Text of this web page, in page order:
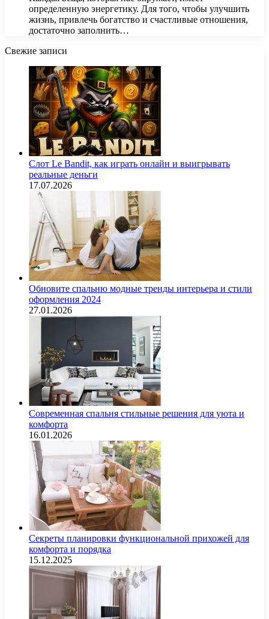
определенную энергетику. Для того, чтобы улучшить
жизнь, привлечь богатство и счастливые отношения,
достаточно заполнить…
Свежие записи
Слот Le Bandit, как играть онлайн и выигрывать
реальные деньги
17.07.2026
Обновите спальню модные тренды интерьера и стили
оформления 2024
27.01.2026
Современная спальня стильные решения для уюта и
комфорта
16.01.2026
Секреты планировки функциональной прихожей для
комфорта и порядка
15.12.2025